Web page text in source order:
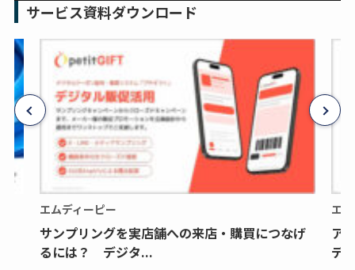
サービス資料ダウンロード
エムディーピー
サンプリングを実店舗への来店・購買につなげ
るには？ デジタ...
エ
ア
デ